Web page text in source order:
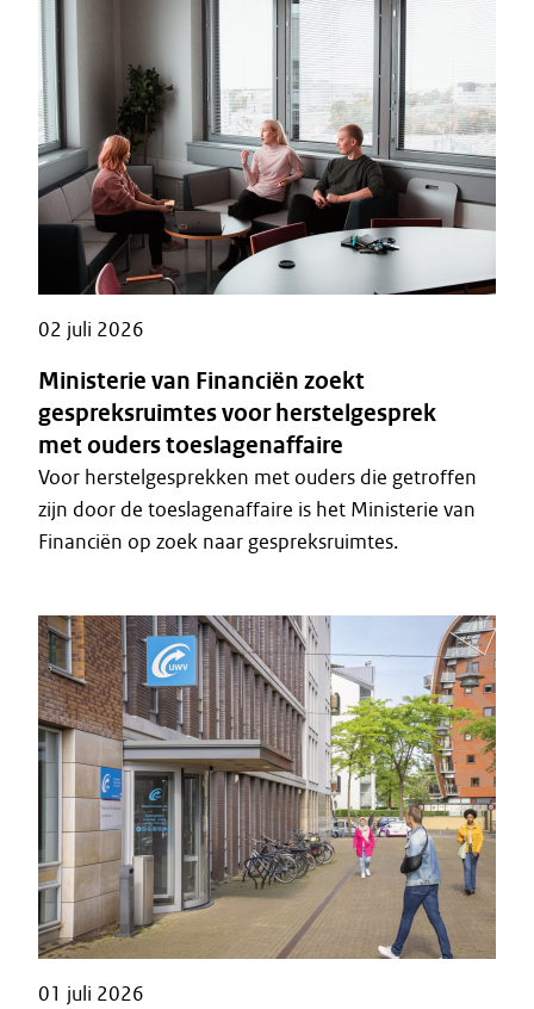
Ministerie van Financiën zoekt
gespreksruimtes voor herstelgesprek
met ouders toeslagenaffaire
02 juli 2026
Voor herstelgesprekken met ouders die getroffen
zijn door de toeslagenaffaire is het Ministerie van
Financiën op zoek naar gespreksruimtes.
01 juli 2026